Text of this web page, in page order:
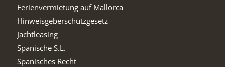
Ferienvermietung auf Mallorca
Hinweisgeberschutzgesetz
Jachtleasing
Spanische S.L.
Spanisches Recht